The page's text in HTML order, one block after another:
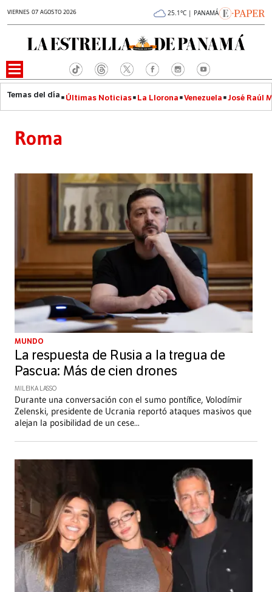
VIERNES 07 AGOSTO 2026 25.1°C | PANAMÁ
Últimas Noticias La Llorona Venezuela José Raúl
Roma
MUNDO
La respuesta de Rusia a la tregua de
Pascua: Más de cien drones
MILEIKA LASSO
Durante una conversación con el sumo pontífice, Volodímir
Zelenski, presidente de Ucrania reportó ataques masivos que
alejan la posibilidad de un cese...